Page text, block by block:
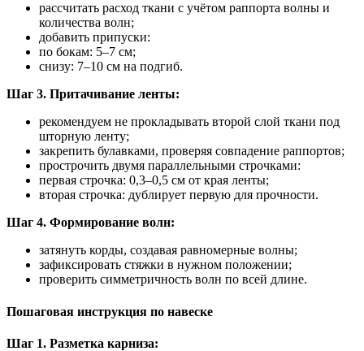
рассчитать расход ткани с учётом раппорта волны и
количества волн;
добавить припуски:
по бокам: 5–7 см;
снизу: 7–10 см на подгиб.
Шаг 3. Притачивание ленты:
рекомендуем не прокладывать второй слой ткани под
шторную ленту;
закрепить булавками, проверяя совпадение раппортов;
прострочить двумя параллельными строчками:
первая строчка: 0,3–0,5 см от края ленты;
вторая строчка: дублирует первую для прочности.
Шаг 4. Формирование волн:
затянуть корды, создавая равномерные волны;
зафиксировать стяжки в нужном положении;
проверить симметричность волн по всей длине.
Пошаговая инструкция по навеске
Шаг 1. Разметка карниза: